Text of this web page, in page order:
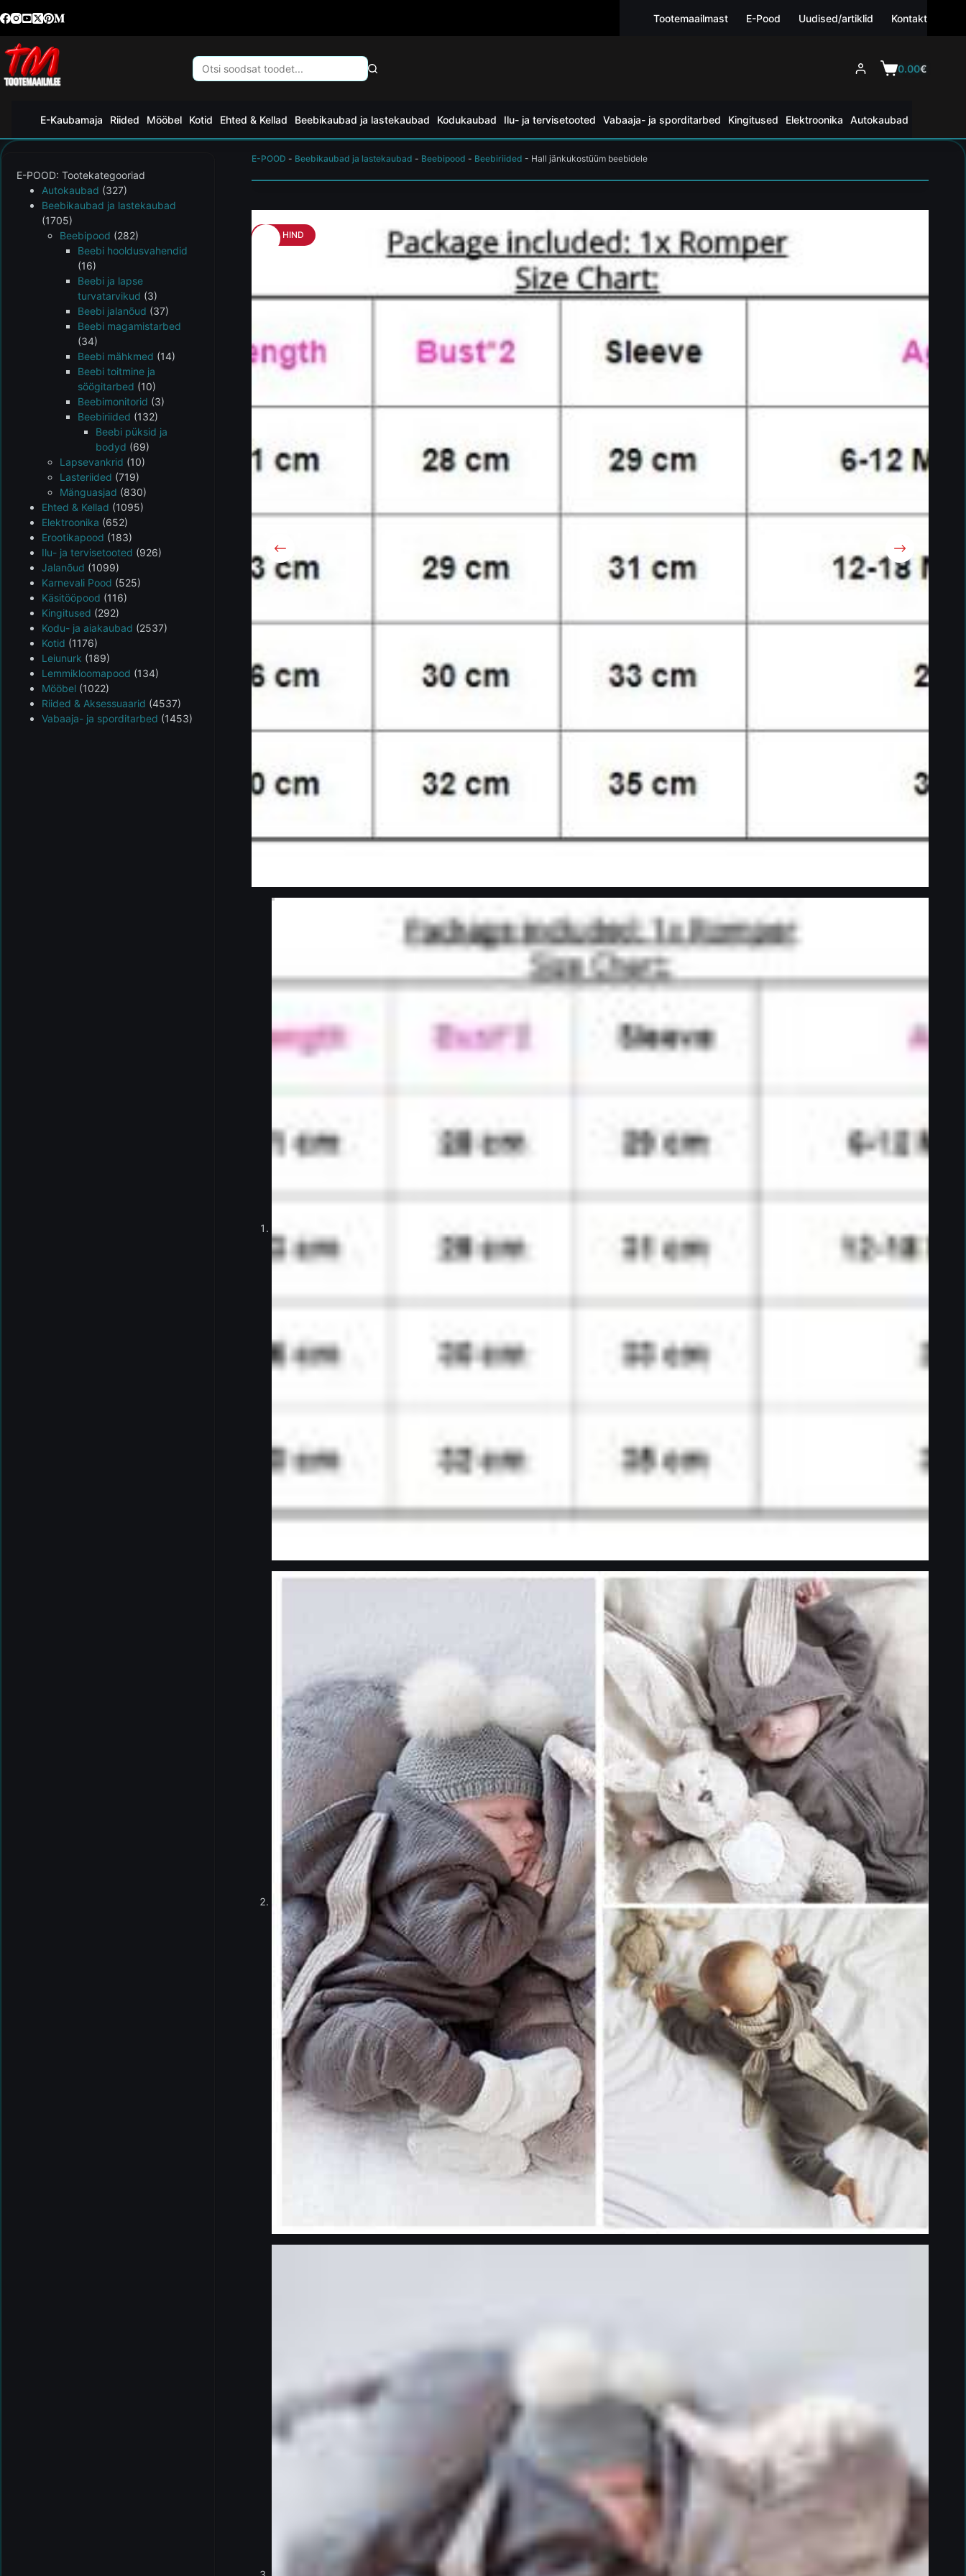
Tootemaailmast E-Pood Uudised/artiklid Kontakt
0.00€
E-Kaubamaja Riided Mööbel Kotid Ehted & Kellad Beebikaubad ja lastekaubad Kodukaubad Ilu- ja tervisetooted Vabaaja- ja sporditarbed Kingitused Elektroonika Autokaubad
E-POOD - Beebikaubad ja lastekaubad - Beebipood - Beebiriided - Hall jänkukostüüm beebidele
HEA HIND
E-POOD: Tootekategooriad
Autokaubad (327)
Beebikaubad ja lastekaubad
(1705)
Beebipood (282)
Beebi hooldusvahendid
(16)
Beebi ja lapse
turvatarvikud (3)
Beebi jalanõud (37)
Beebi magamistarbed
(34)
Beebi mähkmed (14)
Beebi toitmine ja
söögitarbed (10)
Beebimonitorid (3)
Beebiriided (132)
Beebi püksid ja
bodyd (69)
Lapsevankrid (10)
Lasteriided (719)
Mänguasjad (830)
Ehted & Kellad (1095)
Elektroonika (652)
Erootikapood (183)
Ilu- ja tervisetooted (926)
Jalanõud (1099)
Karnevali Pood (525)
Käsitööpood (116)
Kingitused (292)
Kodu- ja aiakaubad (2537)
Kotid (1176)
Leiunurk (189)
Lemmikloomapood (134)
Mööbel (1022)
Riided & Aksessuaarid (4537)
Vabaaja- ja sporditarbed (1453)